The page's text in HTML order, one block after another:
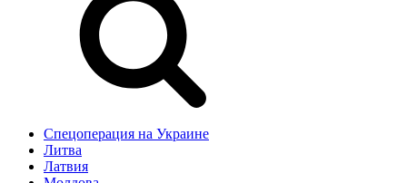
Спецоперация на Украине
Литва
Латвия